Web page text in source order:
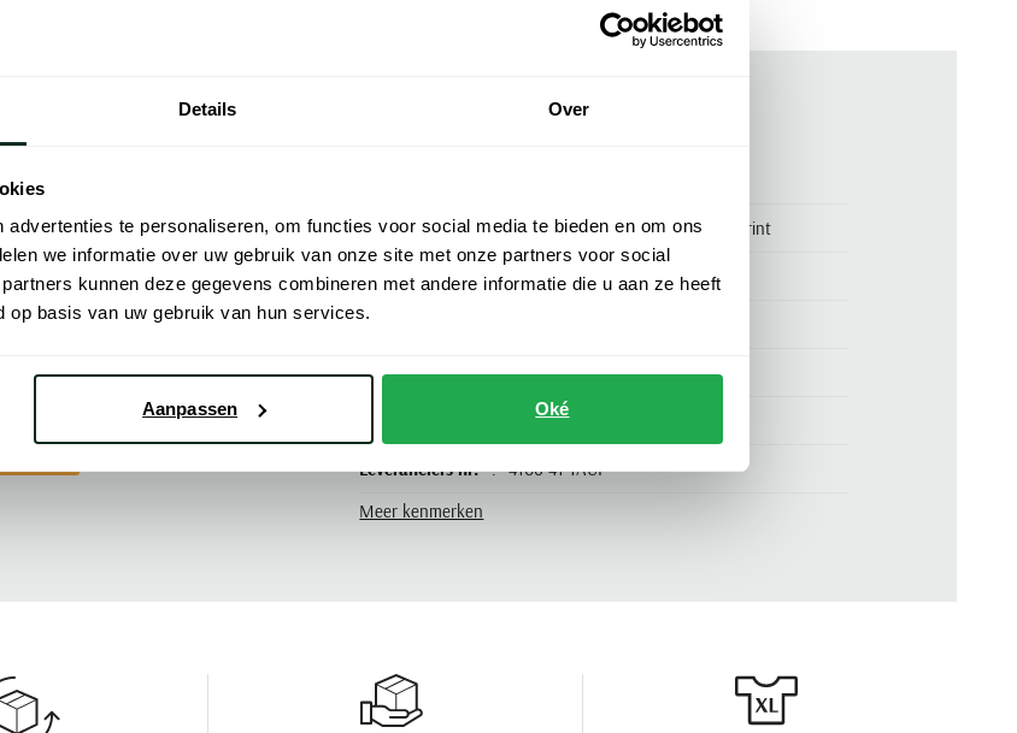
Details Over
te personaliseren, om functies voor social media te bieden en om ons
we informatie over uw gebruik van onze site met onze partners voor social
kunnen deze gegevens combineren met andere informatie die u aan ze heeft
basis van uw gebruik van hun services.
Aanpassen Oké
en veelzijdige toevoeging aan
draagcomfort en
elegantie. Afkomstig van het
tussen kwaliteit en stijl:
voor zowel zakelijke
item voor de modieuze man.
in taupe print.
Naam Blue Industry overhemd taupe print
Merk Blue Industry
Pasvorm
Kleur beige
lange mouw
Leveranciers nr. 4106-41-TAUP
Design
Meer kenmerken